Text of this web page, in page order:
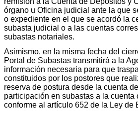
órgano u Oficina judicial ante la que
o expediente en el que se acordó la
subasta judicial o a las cuentas
subastas notariales.
Asimismo, en la misma fecha del
Portal de Subastas transmitirá a la
información necesaria para que
constituidos por los postores que
reserva de postura desde la cuenta
participación en subastas a la cuenta
conforme al artículo 652 de la Ley de